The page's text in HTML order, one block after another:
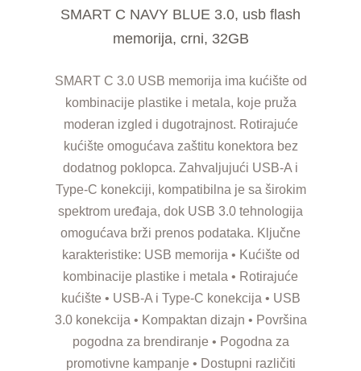
SMART C NAVY BLUE 3.0, usb flash
memorija, crni, 32GB
SMART C 3.0 USB memorija ima kućište od
kombinacije plastike i metala, koje pruža
moderan izgled i dugotrajnost. Rotirajuće
kućište omogućava zaštitu konektora bez
dodatnog poklopca. Zahvaljujući USB-A i
Type-C konekciji, kompatibilna je sa širokim
spektrom uređaja, dok USB 3.0 tehnologija
omogućava brži prenos podataka. Ključne
karakteristike: USB memorija • Kućište od
kombinacije plastike i metala • Rotirajuće
kućište • USB-A i Type-C konekcija • USB
3.0 konekcija • Kompaktan dizajn • Površina
pogodna za brendiranje • Pogodna za
promotivne kampanje • Dostupni različiti